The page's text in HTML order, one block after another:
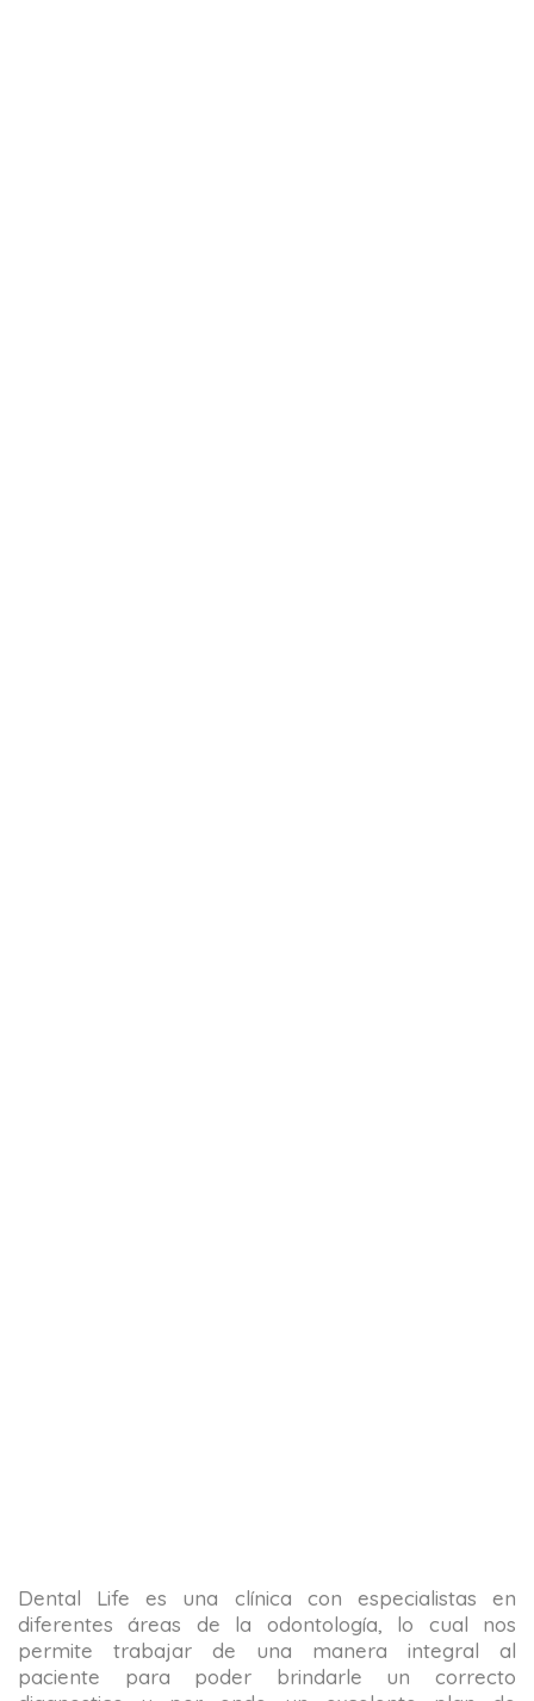
Dental Life es una clínica con especialistas en
diferentes áreas de la odontología, lo cual nos
permite trabajar de una manera integral al
paciente para poder brindarle un correcto